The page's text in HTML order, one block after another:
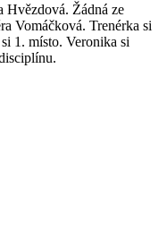
Hvězdová. Žádná ze
Vomáčková. Trenérka si
1. místo. Veronika si